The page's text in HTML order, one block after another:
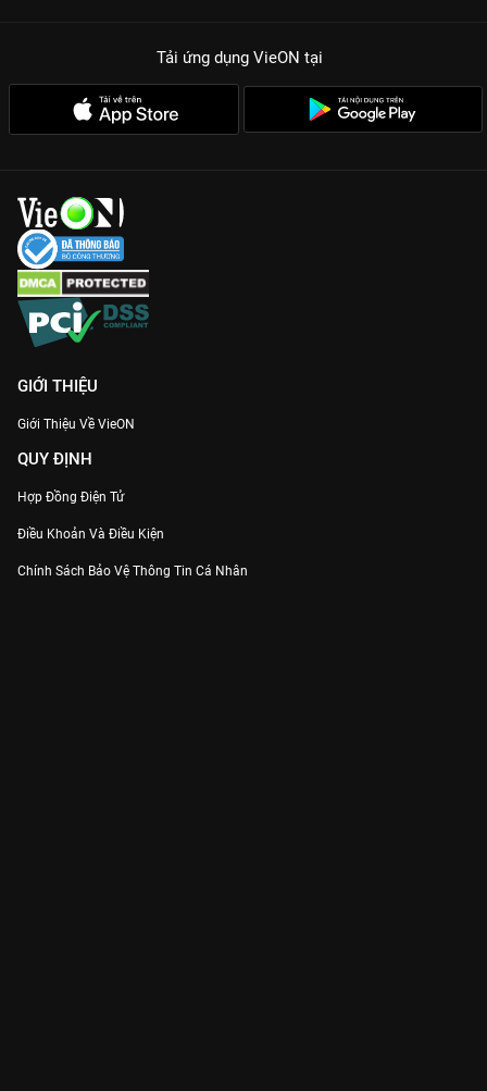
Tải ứng dụng VieON tại
GIỚI THIỆU
Giới Thiệu Về VieON
QUY ĐỊNH
Hợp Đồng Điện Tử
Điều Khoản Và Điều Kiện
Chính Sách Bảo Vệ Thông Tin Cá Nhân